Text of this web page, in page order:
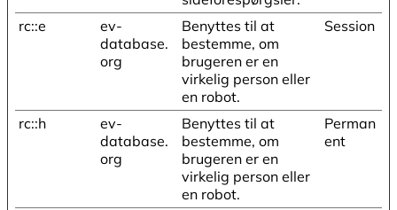
rc::e
ev-
database.
org
Benyttes til at
bestemme, om
brugeren er en
virkelig person eller
en robot.
Session
rc::h
ev-
database.
org
Benyttes til at
bestemme, om
brugeren er en
virkelig person eller
en robot.
Perman
ent